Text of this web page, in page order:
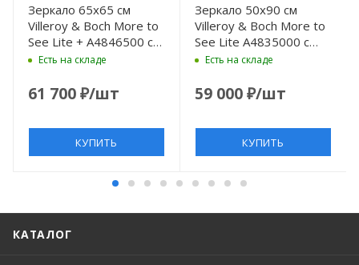
Зеркало 65х65 см
Villeroy & Boch More to
See Lite + A4846500 с
LED подсветкой,
сенсорный, белый
Есть на складе
61 700₽/шт
КУПИТЬ
Зеркало 50х90 см
Villeroy & Boch More to
See Lite A4835000 с
LED подсветкой,
сенсорный, белый
Есть на складе
59 000₽/шт
КУПИТЬ
КАТАЛОГ